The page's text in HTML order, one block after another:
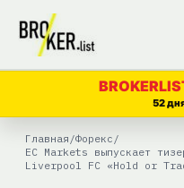
Перейти
содержимому
52
Главная /Форекс /
EC Markets выпускает
Liverpool FC «Hold or